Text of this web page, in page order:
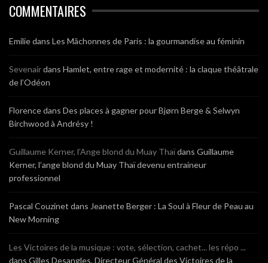
COMMENTAIRES
Emiliedans Les Mâchonnes de Paris : la gourmandise au féminin
Sevenairdans Hamlet, entre rage et modernité : la claque théâtrale
de l’Odéon
Florencedans Des places à gagner pour Bjørn Berge & Selwyn
Birchwood à Andrésy !
Guillaume Kerner, l’Ange blond du Muay Thaïdans Guillaume
Kerner, l’ange blond du Muay Thaï devenu entraineur
professionnel
Pascal Couzinet dans Jeanette Berger : La Soul à Fleur de Peau au
New Morning
Les Victoires de la musique : vote, sélection, cachet... les répo ...
dans Gilles Desangles, Directeur Général des Victoires de la